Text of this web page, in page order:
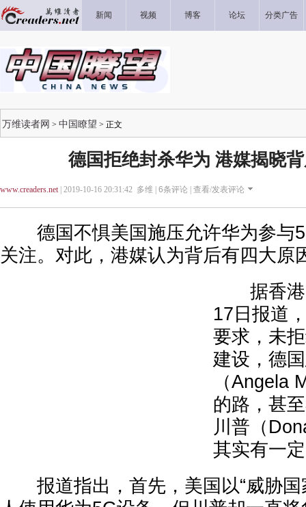
新闻 视频 博客 论坛 分类广告
万维读者网 > 中国瞭望 > 正文
德国拒绝封杀华为 港媒揭晓
www.creaders.net| 2019-10-16 20:31:42 多维 | 6条评论 | 查看/发表评论
德国不惧美国施压允许华为参与
关注。对此，港媒认为背后有四大原
据香港
17日报道
要求，未
建设，德
（Angela
的路，甚
川普（
其实有一
报道指出，首先，美国以“威胁国